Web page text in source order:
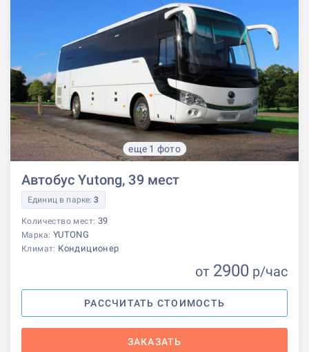
еще 1 фото
Автобус Yutong, 39 мест
Единиц в парке:3
Количество мест: 39
Марка: YUTONG
Климат: Кондиционер
от 2900 р/час
РАССЧИТАТЬ СТОИМОСТЬ
ЗАКАЗАТЬ